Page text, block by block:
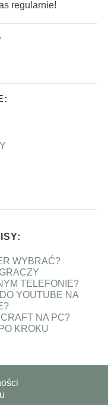
regularnie!
WYBRAĆ?
TELEFONIE?
YOUTUBE NA
NA PC?
KROKU